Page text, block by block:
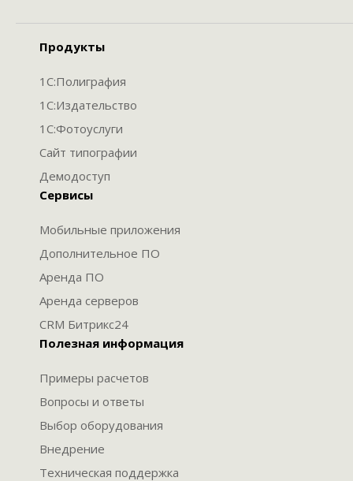
Продукты
1С:Полиграфия
1С:Издательство
1С:Фотоуслуги
Сайт типографии
Демодоступ
Сервисы
Мобильные приложения
Дополнительное ПО
Аренда ПО
Аренда серверов
CRM Битрикс24
Полезная информация
Примеры расчетов
Вопросы и ответы
Выбор оборудования
Внедрение
Техническая поддержка